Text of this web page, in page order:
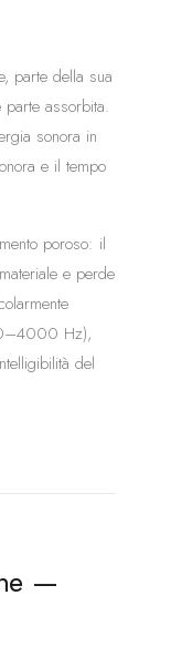
parte della sua
assorbita.
sonora in
e il tempo
poroso: il
e perde
Hz),
del
—